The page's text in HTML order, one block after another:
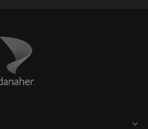
Danaher Logo